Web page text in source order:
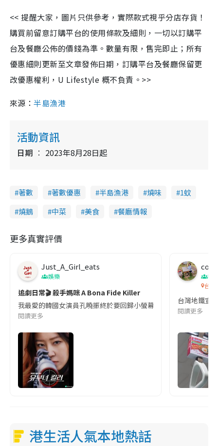
<< 提醒大家，圖片只供參考，實際款式視乎分店存貨！
購買前留意訂購平台的使用條款及細則，一切以訂購平
台及餐廳公佈的價錢為準。數量有限，售完即止；所有
優惠細則更新至文章發佈日期，訂購平台及餐廳保留更
改優惠權利，U Lifestyle 概不負責。>>
來源：半島漁港
活動資訊
日期 2023年8月28日起
著數 著數優惠 半島漁港 燒味
1蚊
燒鵝
中菜 美食 餐廳情報
更多真實評價
Just_A_Girl_eats
娛樂
追劇日常🎬 殺手媽咪 A Bona Fide Killer
我最愛的韓國女演員孔曉振終於要回歸小螢幕啦!這次的劇本改編
閱讀更多
co
吹
台灣
台灣地鐵宣
閱讀更多
港生活人氣本地熱話